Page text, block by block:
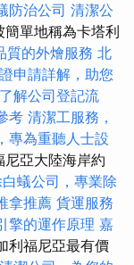
防治公司 清潔公
單地稱為卡塔利
質的外燴服務 北
申請詳解，助您
了解公司登記流
考 清潔工服務，
專為重聽人士設
亞大陸海岸約
白蟻公司，專業除
拿推薦 貨運服務
擎的運作原理 嘉
利福尼亞最有價